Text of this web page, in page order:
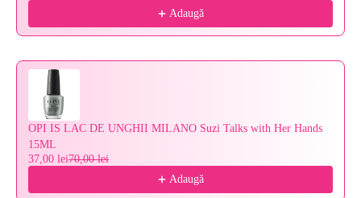
Adaugă
OPI IS LAC DE UNGHII MILANO Suzi Talks with Her Hands
15ML
37,00 lei70,00 lei
Adaugă